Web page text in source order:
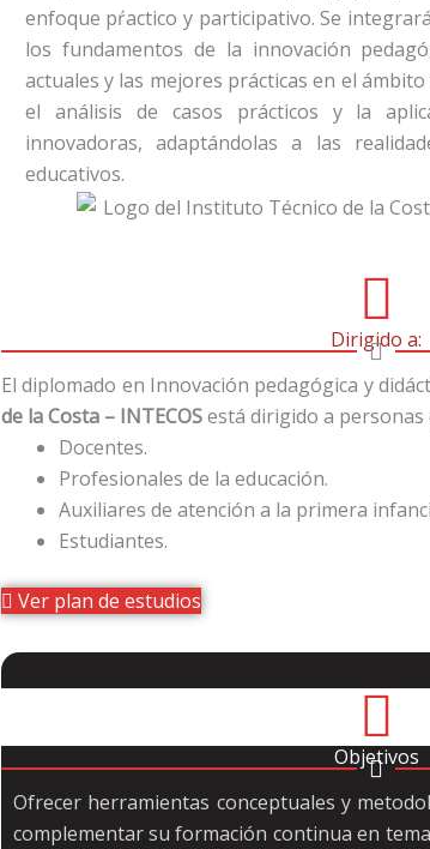
enfoque pŕactico y participativo. Se
los fundamentos de la innovación
actuales y las mejores prácticas en el
el análisis de casos prácticos y la
innovadoras, adaptándolas a las
educativos.
Dirigido a:
El diplomado en Innovación pedagógica y
de la Costa – INTECOSestá dirigido a personas
Docentes.
Profesionales de la educación.
Auxiliares de atención a la primera
Estudiantes.
Ver plan de estudios
Objetivos
Ofrecer herramientas conceptuales y
complementar su formación continua en